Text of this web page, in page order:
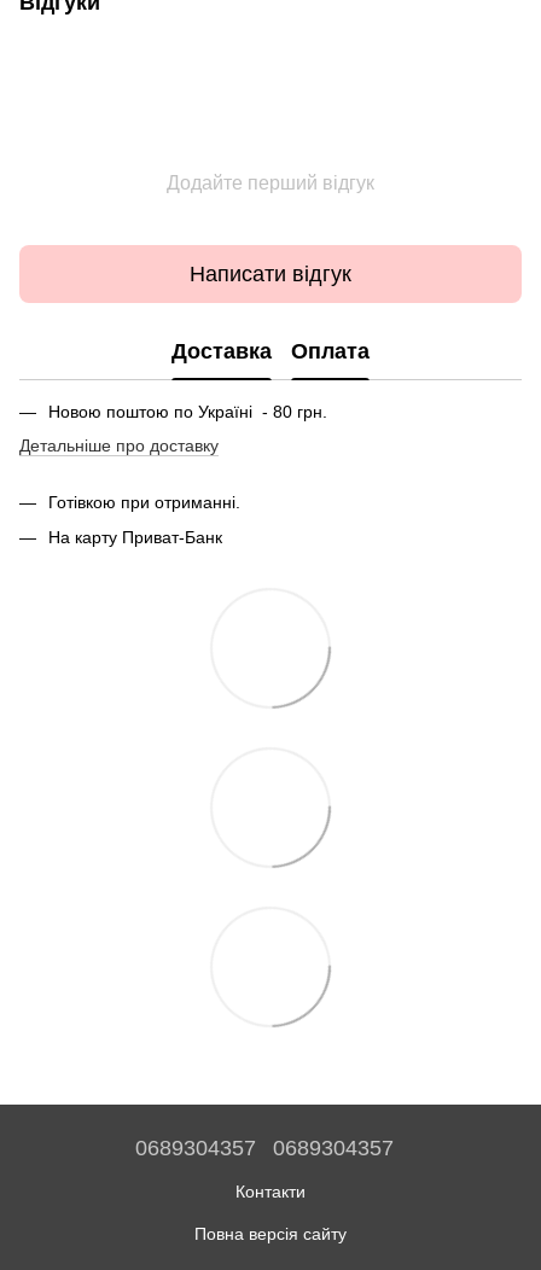
Додайте перший відгук
Написати відгук
Доставка Оплата
Новою поштою по Україні - 80 грн.
Детальніше про доставку
Готівкою при отриманні.
На карту Приват-Банк
0689304357 0689304357
Контакти
Повна версія сайту